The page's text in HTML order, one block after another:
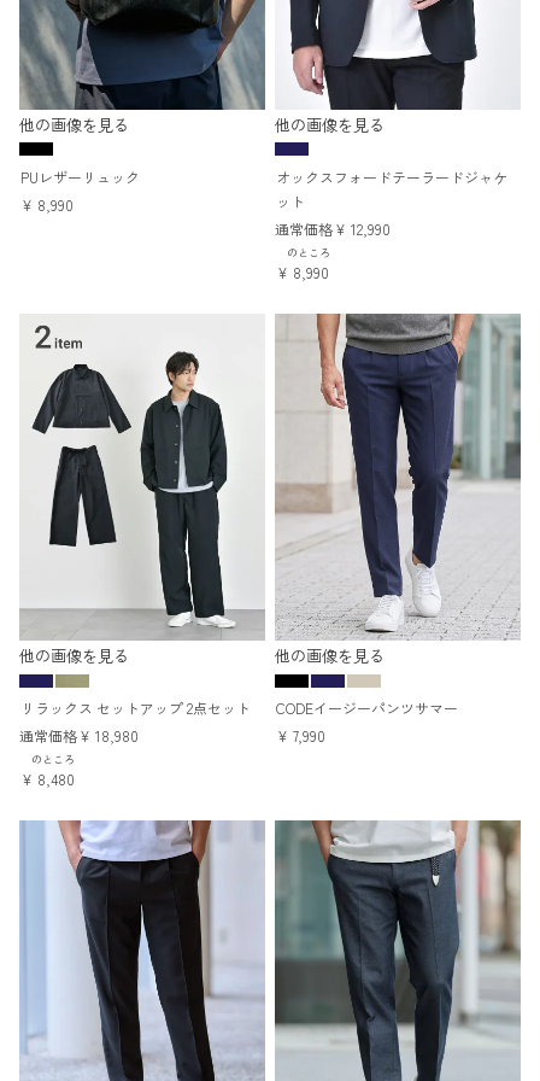
他の画像を見る
PUレザーリュック
¥ 8,990
他の画像を見る
オックスフォードテーラードジャケ
ット
通常価格¥ 12,990
のところ
¥ 8,990
他の画像を見る
リラックス セットアップ 2点セット
通常価格¥ 18,980
のところ
¥ 8,480
他の画像を見る
CODEイージーパンツサマー
¥ 7,990